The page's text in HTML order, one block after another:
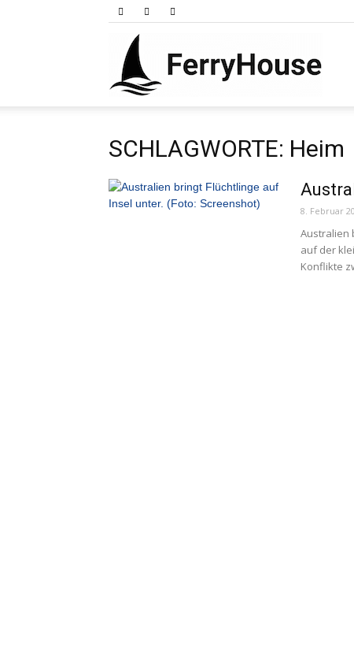
SCHLAGWORTE: Heim
8. Februar
Australien
auf der
Konflikte